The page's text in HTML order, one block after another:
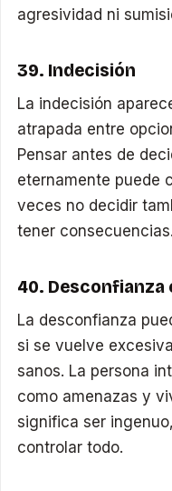
agresividad ni
39. Indecisión
La indecisión
atrapada entre
Pensar antes de
eternamente puede
veces no decidir
tener consecuencias.
40. Desconfianza
La desconfianza
si se vuelve
sanos. La persona
como amenazas y
significa ser
controlar todo.